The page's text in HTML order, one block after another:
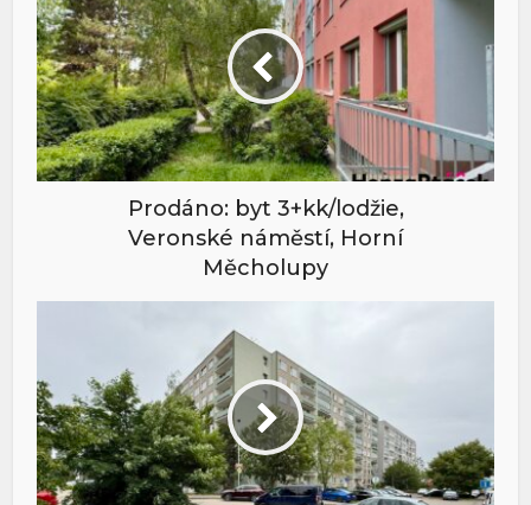
Prodáno: byt 3+kk/lodžie,
Veronské náměstí, Horní
Měcholupy